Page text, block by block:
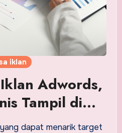
iklan
Iklan Adwords,
Tampil di
Pertama
dapat menarik target